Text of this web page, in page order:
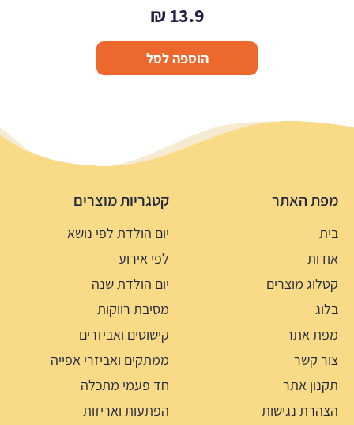
13.9
₪
הוספה לסל
מפת האתר
בית
אודות
קטלוג מוצרים
בלוג
מפת אתר
צור קשר
תקנון אתר
הצהרת נגישות
קטגריות מוצרים
יום הולדת לפי נושא
לפי אירוע
יום הולדת שנה
מסיבת רווקות
קישוטים ואביזרים
ממתקים ואביזרי אפייה
חד פעמי מתכלה
הפתעות ואריזות